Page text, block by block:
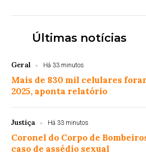
Últimas notícias
Geral Há 33 minutos
Mais de 830 mil celulares
2025, aponta relatório
Justiça Há 33 minutos
Coronel do Corpo de
caso de assédio sexual